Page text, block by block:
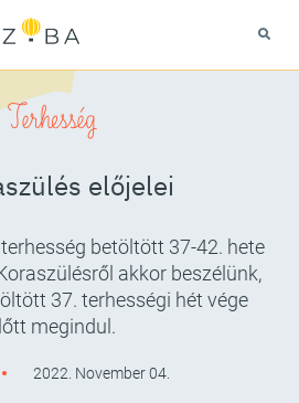
Terhesség
előjelei
betöltött 37-42. hete
akkor beszélünk,
37. terhességi hét vége
megindul.
2022. November 04.